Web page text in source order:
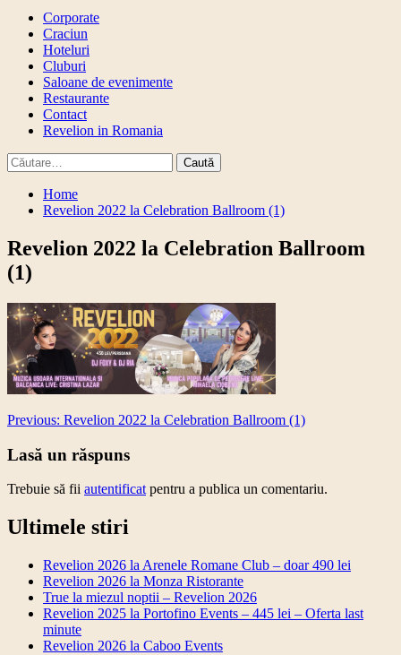
Corporate
Craciun
Hoteluri
Cluburi
Saloane de evenimente
Restaurante
Contact
Revelion in Romania
Caută
după:
Home
Revelion 2022 la Celebration Ballroom (1)
Revelion 2022 la Celebration Ballroom
(1)
Post
navigation
Previous: Revelion 2022 la Celebration Ballroom (1)
Lasă un răspuns
Trebuie să fii autentificat pentru a publica un comentariu.
Ultimele stiri
Revelion 2026 la Arenele Romane Club – doar 490 lei
Revelion 2026 la Monza Ristorante
True la miezul noptii – Revelion 2026
Revelion 2025 la Portofino Events – 445 lei – Oferta last
minute
Revelion 2026 la Caboo Events